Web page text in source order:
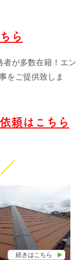
ら
者が多数在籍！エン
をご提供致しま
頼はこちら
続きはこちら